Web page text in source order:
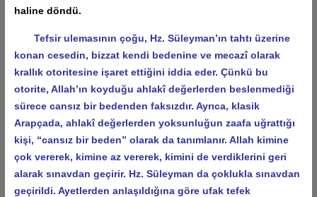
haline döndü.
Tefsir ulemasının çoğu, Hz. Süleyman’ın tahtı üzerine
konan cesedin, bizzat kendi bedenine ve mecazî olarak
krallık otoritesine işaret ettiğini iddia eder. Çünkü bu
otorite, Allah’ın koyduğu ahlakî değerlerden beslenmediği
sürece cansız bir bedenden faksızdır. Ayrıca, klasik
Arapçada, ahlakî değerlerden yoksunluğun zaafa uğrattığı
kişi, “cansız bir beden” olarak da tanımlanır. Allah kimine
çok vererek, kimine az vererek, kimini de verdiklerini geri
alarak sınavdan geçirir. Hz. Süleyman da çoklukla sınavdan
geçirildi. Ayetlerden anlaşıldığına göre ufak tefek